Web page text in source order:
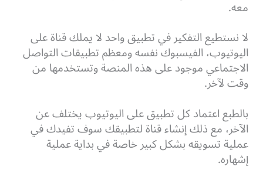
معه.
لا نستطيع التفكير في تطبيق واحد لا يملك قناة على
اليوتيوب، الفيسبوك نفسه ومعظم تطبيقات التواصل
الاجتماعي موجود على هذه المنصة وتستخدمها من
وقت لآخر.
بالطبع اعتماد كل تطبيق على اليوتيوب يختلف عن
الآخر، مع ذلك إنشاء قناة لتطبيقك سوف تفيدك في
عملية تسويقه بشكل كبير خاصة في بداية عملية
إشهاره.